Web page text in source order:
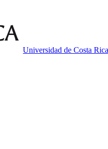
Universidad de Costa Rica